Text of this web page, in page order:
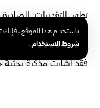
باستخدام هذا الموقع ، فإنك
شروط الاستخدام.
تظهر التقديرات
إندبندنت عربية، أن
حركة الذهب.
فقد أشارت مذكرة